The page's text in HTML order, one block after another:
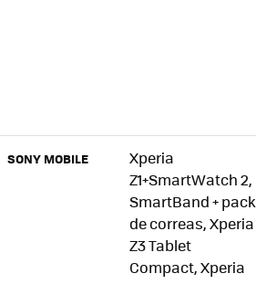
SONY MOBILE
Xperia
Z1+SmartWatch 2,
SmartBand + pack
de correas, Xperia
Z3 Tablet
Compact, Xperia